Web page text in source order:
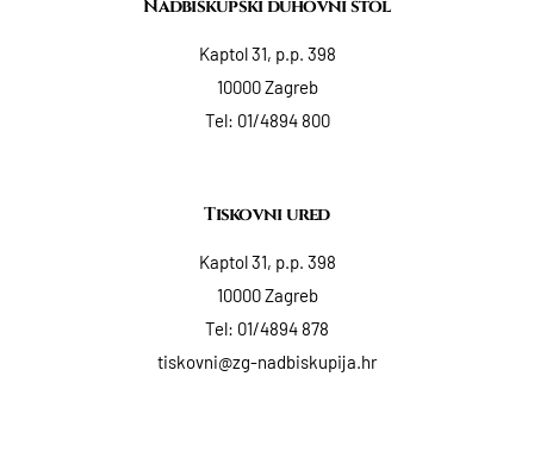
Nadbiskupski duhovni stol
Kaptol 31, p.p. 398
10000 Zagreb
Tel: 01/4894 800
Tiskovni ured
Kaptol 31, p.p. 398
10000 Zagreb
Tel: 01/4894 878
tiskovni@zg-nadbiskupija.hr